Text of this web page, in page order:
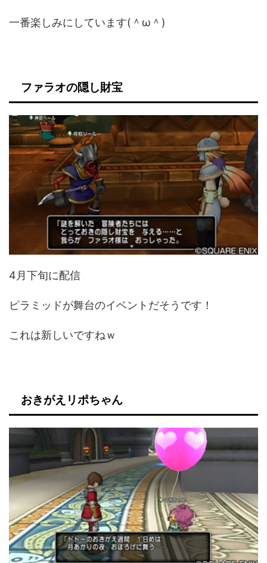
一番楽しみにしています(＾ω＾)
ファラオの隠し財宝
4月下旬に配信
ピラミッドが舞台のイベントだそうです！
これは新しいですねｗ
おきがえリポちゃん